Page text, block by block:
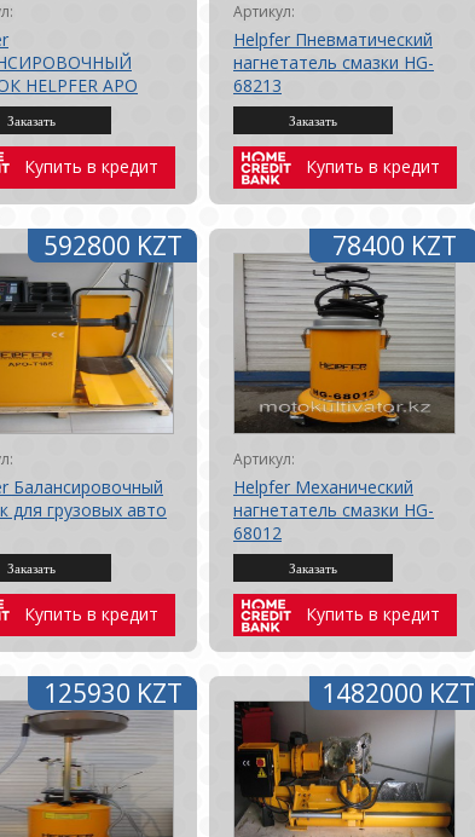
HELPFER APO
ЛЕГКОВЫХ
Купить в кредит
Артикул:
Helpfer Пневматический
нагнетатель смазки HG-
68213
Купить в кредит
Балансировочный
для грузовых авто
592800 KZT
Купить в кредит
Артикул:
Helpfer Механический
нагнетатель смазки HG-
68012
78400 KZT
Купить в кредит
125930 KZT 1482000 KZT